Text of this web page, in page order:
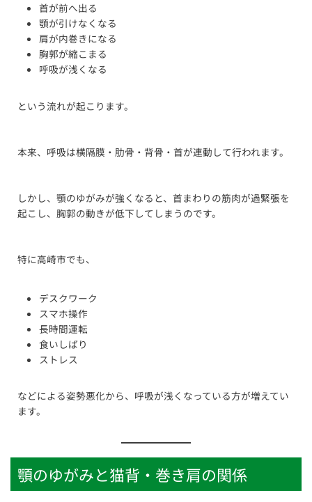
首が前へ出る
顎が引けなくなる
肩が内巻きになる
胸郭が縮こまる
呼吸が浅くなる
という流れが起こります。
本来、呼吸は横隔膜・肋骨・背骨・首が連動して行われます。
しかし、顎のゆがみが強くなると、首まわりの筋肉が過緊張を
起こし、胸郭の動きが低下してしまうのです。
特に高崎市でも、
デスクワーク
スマホ操作
長時間運転
食いしばり
ストレス
などによる姿勢悪化から、呼吸が浅くなっている方が増えてい
ます。
顎のゆがみと猫背・巻き肩の関係